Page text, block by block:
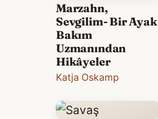
Marzahn,
Sevgilim- Bir Ayak
Bakım
Uzmanından
Hikâyeler
Katja Oskamp